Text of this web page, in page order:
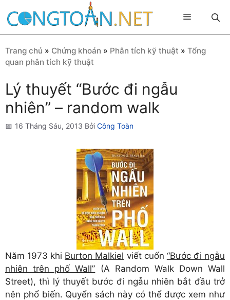
đến
Menu
Trang chủ » Chứng khoán » Phân tích kỹ thuật » Tổng
quan phân tích kỹ thuật
Lý thuyết “Bước đi ngẫu
nhiên” – random walk
16 Tháng Sáu, 2013 Bởi Công Toàn
Năm 1973 khi Burton Malkiel viết cuốn “Bước đi ngẫu
nhiên trên phố Wall” (A Random Walk Down Wall
Street), thì lý thuyết bước đi ngẫu nhiên bắt đầu trở
nên phổ biến. Quyển sách này có thể được xem như